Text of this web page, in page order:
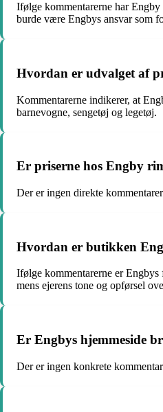
Ifølge kommentarerne har
burde være Engbys ansvar som
Hvordan er udvalget af
Kommentarerne indikerer, at
barnevogne, sengetøj og legetøj.
Er priserne hos Engby
Der er ingen direkte
Hvordan er butikken
Ifølge kommentarerne er
mens ejerens tone og opførsel
Er Engbys hjemmeside
Der er ingen konkrete